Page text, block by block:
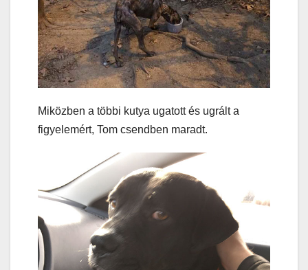
Miközben a többi kutya ugatott és ugrált a
figyelemért, Tom csendben maradt.